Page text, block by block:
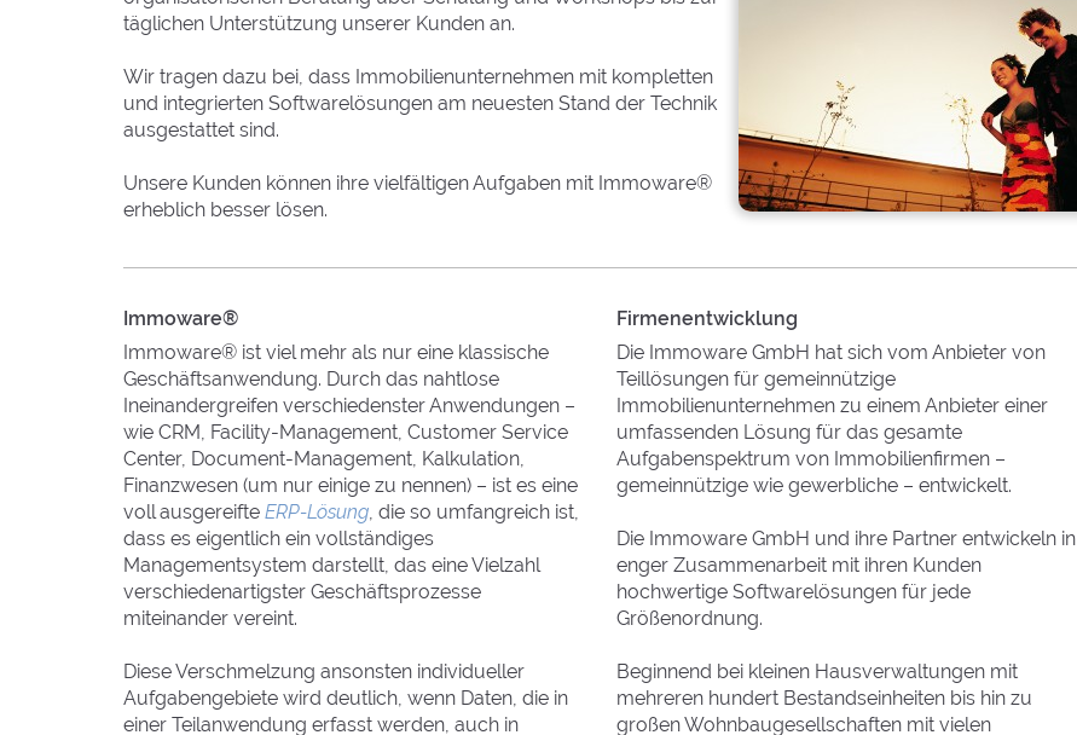
täglichen Unterstützung unserer Kunden an.
Wir tragen dazu bei, dass Immobilienunternehmen mit kompletten
und integrierten Softwarelösungen am neuesten Stand der Technik
ausgestattet sind.
Unsere Kunden können ihre vielfältigen Aufgaben mit Immoware®
erheblich besser lösen.
Immoware®
Immoware® ist viel mehr als nur eine klassische
Geschäftsanwendung. Durch das nahtlose
Ineinandergreifen verschiedenster Anwendungen –
wie CRM, Facility-Management, Customer Service
Center, Document-Management, Kalkulation,
Finanzwesen (um nur einige zu nennen) – ist es eine
voll ausgereifte ERP-Lösung , die so umfangreich ist,
dass es eigentlich ein vollständiges
Managementsystem darstellt, das eine Vielzahl
verschiedenartigster Geschäftsprozesse
miteinander vereint.
Diese Verschmelzung ansonsten individueller
Aufgabengebiete wird deutlich, wenn Daten, die in
einer Teilanwendung erfasst werden, auch in
Firmenentwicklung
Die Immoware GmbH hat sich vom Anbieter von
Teillösungen für gemeinnützige
Immobilienunternehmen zu einem Anbieter einer
umfassenden Lösung für das gesamte
Aufgabenspektrum von Immobilienfirmen –
gemeinnützige wie gewerbliche – entwickelt.
Die Immoware GmbH und ihre Partner entwickeln in
enger Zusammenarbeit mit ihren Kunden
hochwertige Softwarelösungen für jede
Größenordnung.
Beginnend bei kleinen Hausverwaltungen mit
mehreren hundert Bestandseinheiten bis hin zu
großen Wohnbaugesellschaften mit vielen